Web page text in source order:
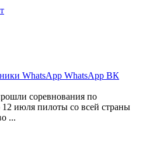
WhatsApp WhatsApp ВК
соревнования по
июля пилоты со всей страны
...